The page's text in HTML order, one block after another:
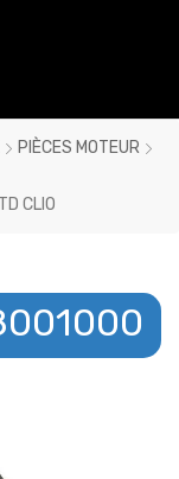
PIÈCES MOTEUR
CLIO